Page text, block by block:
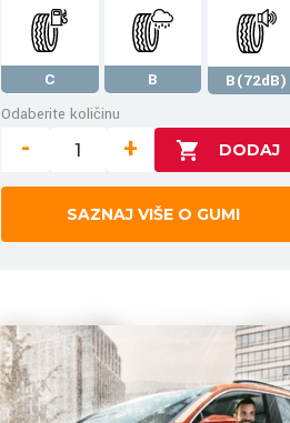
C B
B(72dB)
Odaberite količinu
- +
SAZNAJ VIŠE O GUMI